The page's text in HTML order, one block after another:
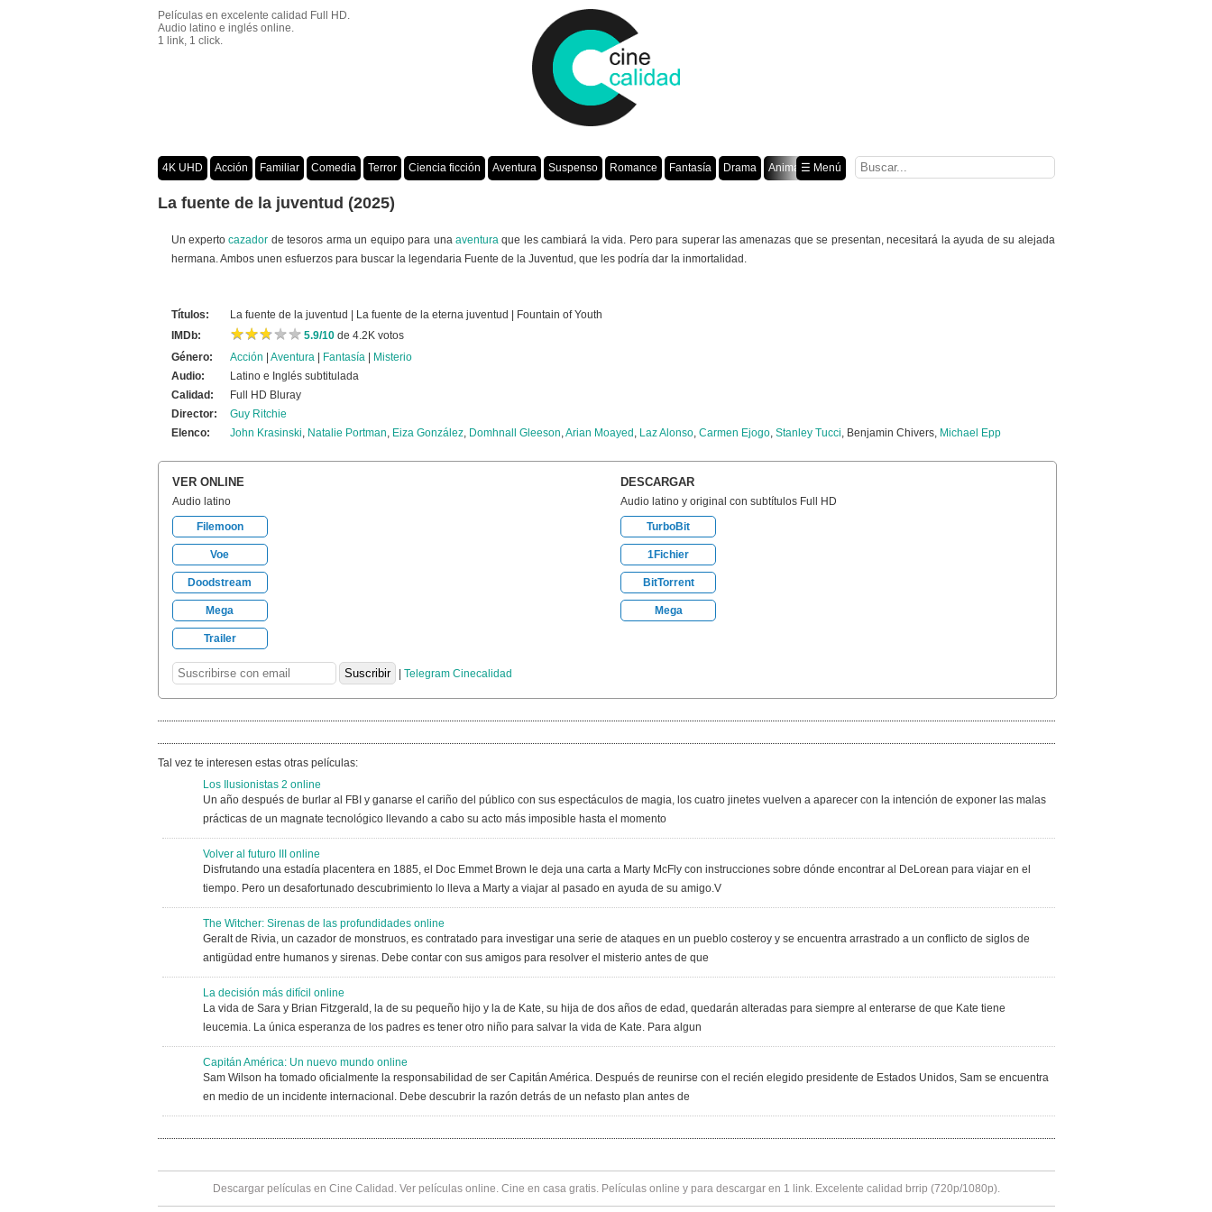
Películas en excelente calidad Full HD.
Audio latino e inglés online.
1 link, 1 click.
4K UHD Acción Familiar Comedia Terror Ciencia ficción Aventura Suspenso Romance Fantasía Drama
Animación☰ Menú
La fuente de la juventud (2025)
Un expertocazador de tesoros arma un equipo para una aventura que les cambiará la vida. Pero para superar las amenazas que se presentan, necesitará la ayuda de su alejada
hermana. Ambos unen esfuerzos para buscar la legendaria Fuente de la Juventud, que les podría dar la inmortalidad.
Títulos:
La fuente de la juventud | La fuente de la eterna juventud | Fountain of Youth
IMDb:
★★★★★
★★★★★ 5.9/10de 4.2K votos
Género:
Acción Aventura| Fantasía|
Misterio
Audio:
Latino e Inglés subtitulada
Calidad:
Full HD Bluray
Director:
Guy Ritchie
Elenco:
John Krasinski, Natalie Portman, Eiza González, Domhnall Gleeson,Arian Moayed , Laz Alonso, Carmen Ejogo, Stanley Tucci, Benjamin Chivers, Michael Epp
VER ONLINE
Audio latino
Filemoon
Voe
Doodstream
Mega
Trailer
DESCARGAR
Audio latino y original con subtítulos Full HD
TurboBit
1Fichier
BitTorrent
Mega
Telegram Cinecalidad
Tal vez te interesen estas otras películas:
Los Ilusionistas 2 online
Un año después de burlar al FBI y ganarse el cariño del público con sus espectáculos de magia, los cuatro jinetes vuelven a aparecer con la intención de exponer las malas
prácticas de un magnate tecnológico llevando a cabo su acto más imposible hasta el momento
Volver al futuro III online
Disfrutando una estadía placentera en 1885, el Doc Emmet Brown le deja una carta a Marty McFly con instrucciones sobre dónde encontrar al DeLorean para viajar en el
tiempo. Pero un desafortunado descubrimiento lo lleva a Marty a viajar al pasado en ayuda de su amigo.V
The Witcher: Sirenas de las profundidades online
Geralt de Rivia, un cazador de monstruos, es contratado para investigar una serie de ataques en un pueblo costeroy y se encuentra arrastrado a un conflicto de siglos de
antigüdad entre humanos y sirenas. Debe contar con sus amigos para resolver el misterio antes de que
La decisión más difícil online
La vida de Sara y Brian Fitzgerald, la de su pequeño hijo y la de Kate, su hija de dos años de edad, quedarán alteradas para siempre al enterarse de que Kate tiene
leucemia. La única esperanza de los padres es tener otro niño para salvar la vida de Kate. Para algun
Capitán América: Un nuevo mundo online
Sam Wilson ha tomado oficialmente la responsabilidad de ser Capitán América. Después de reunirse con el recién elegido presidente de Estados Unidos, Sam se encuentra
en medio de un incidente internacional. Debe descubrir la razón detrás de un nefasto plan antes de
Descargar películas en Cine Calidad. Ver películas online. Cine en casa gratis. Películas online y para descargar en 1 link. Excelente calidad brrip (720p/1080p).